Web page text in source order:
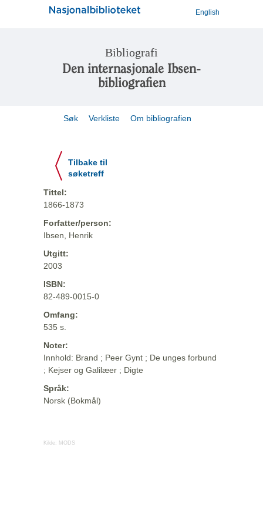
English
Bibliografi
Den internasjonale Ibsen-
bibliografien
Søk Verkliste Om bibliografien
Tilbake til
søketreff
Tittel:
1866-1873
Forfatter/person:
Ibsen, Henrik
Utgitt:
2003
ISBN:
82-489-0015-0
Omfang:
535 s.
Noter:
Innhold: Brand ; Peer Gynt ; De unges forbund
; Kejser og Galilæer ; Digte
Språk:
Norsk (Bokmål)
Kilde: MODS